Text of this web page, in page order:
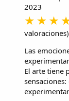
2023
valoraciones)
Las
El arte tiene